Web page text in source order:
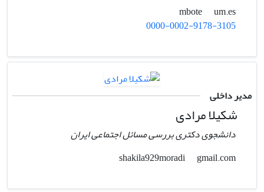
um.es
0000-0002-9178-3105
مدیر داخلی
شکیلا مرادی
دانشجوی دکتری بررسی مسائل اجتماعی ایران
gmail.com